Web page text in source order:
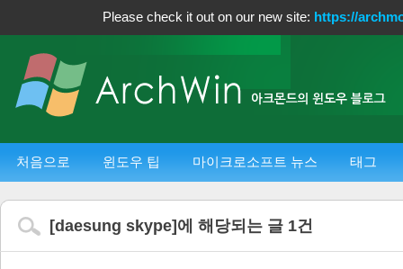
Please check it out on our new site: https://
처음으로 윈도우 팁 마이크로소프트 뉴스 태그
[daesung skype]에 해당되는 글 1건